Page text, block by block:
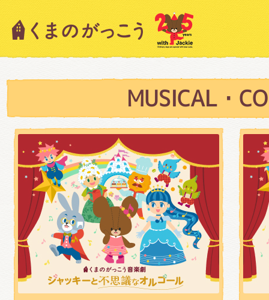
MUSICAL・
キャラクター紹介
スタッフブログ
絵本・作家紹介
ショップインフォメーション